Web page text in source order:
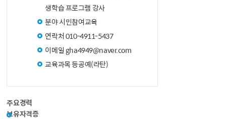
생학습 프로그램 강사
분야시민참여교육
연락처 010-4911-5437
이메일 gha4949@naver.com
교육과목등공예(라탄)
주요경력
보유자격증